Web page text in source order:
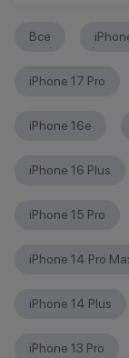
Все
iPhone 17 Pro
iPhone 16е
iPhone 16 Plus
iPhone 15 Pro
iPhone 14 Pro
iPhone 14 Plus
iPhone 13 Pro